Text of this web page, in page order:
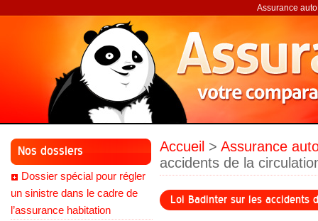
Assurance
Nos dossiers
Dossier spécial pour régler
un sinistre dans le cadre de
l’assurance habitation
Accueil > Assurance
accidents de la
Loi Badinter sur les accidents